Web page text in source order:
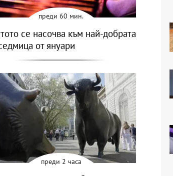
преди 60 мин.
се насочва към най-добрата
от януари
преди 2 часа